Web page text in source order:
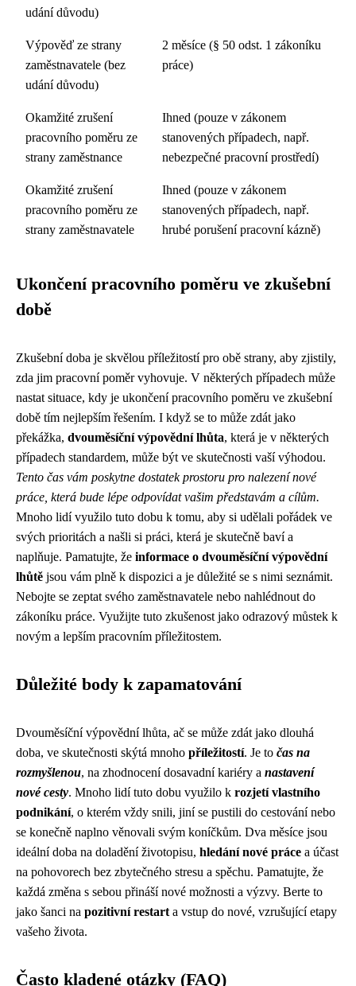
udání důvodu)
Výpověď ze strany
zaměstnavatele (bez
udání důvodu)
2 měsíce (§ 50 odst. 1 zákoníku
práce)
Okamžité zrušení
pracovního poměru ze
strany zaměstnance
Ihned (pouze v zákonem
stanovených případech, např.
nebezpečné pracovní prostředí)
Okamžité zrušení
pracovního poměru ze
strany zaměstnavatele
Ihned (pouze v zákonem
stanovených případech, např.
hrubé porušení pracovní kázně)
Ukončení pracovního poměru ve zkušební
době
Zkušební doba je skvělou příležitostí pro obě strany, aby zjistily,
zda jim pracovní poměr vyhovuje. V některých případech může
nastat situace, kdy je ukončení pracovního poměru ve zkušební
době tím nejlepším řešením. I když se to může zdát jako
překážka, dvouměsíční výpovědní lhůta, která je v některých
případech standardem, může být ve skutečnosti vaší výhodou.
Tento čas vám poskytne dostatek prostoru pro nalezení nové
práce, která bude lépe odpovídat vašim představám a cílům.
Mnoho lidí využilo tuto dobu k tomu, aby si udělali pořádek ve
svých prioritách a našli si práci, která je skutečně baví a
naplňuje. Pamatujte, že informace o dvouměsíční výpovědní
lhůtě jsou vám plně k dispozici a je důležité se s nimi seznámit.
Nebojte se zeptat svého zaměstnavatele nebo nahlédnout do
zákoníku práce. Využijte tuto zkušenost jako odrazový můstek k
novým a lepším pracovním příležitostem.
Důležité body k zapamatování
Dvouměsíční výpovědní lhůta, ač se může zdát jako dlouhá
doba, ve skutečnosti skýtá mnoho příležitostí. Je to čas na
rozmyšlenou, na zhodnocení dosavadní kariéry a nastavení
nové cesty. Mnoho lidí tuto dobu využilo k rozjetí vlastního
podnikání, o kterém vždy snili, jiní se pustili do cestování nebo
se konečně naplno věnovali svým koníčkům. Dva měsíce jsou
ideální doba na doladění životopisu, hledání nové práce a účast
na pohovorech bez zbytečného stresu a spěchu. Pamatujte, že
každá změna s sebou přináší nové možnosti a výzvy. Berte to
jako šanci na pozitivní restart a vstup do nové, vzrušující etapy
vašeho života.
Často kladené otázky (FAQ)